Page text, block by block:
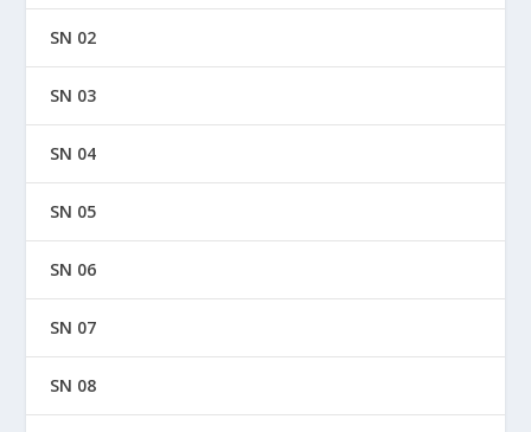
SN 02
SN 03
SN 04
SN 05
SN 06
SN 07
SN 08